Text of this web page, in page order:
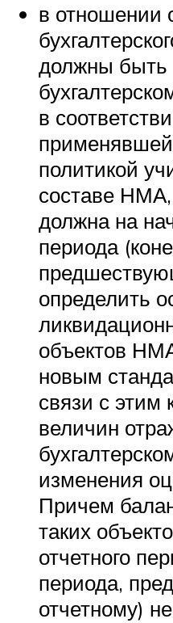
в отношении
должны быть
в
политикой
составе НМА,
должна на
периода
определить
объектов
новым
связи с этим
величин
изменения
Причем
таких
отчетного
периода,
отчетному)